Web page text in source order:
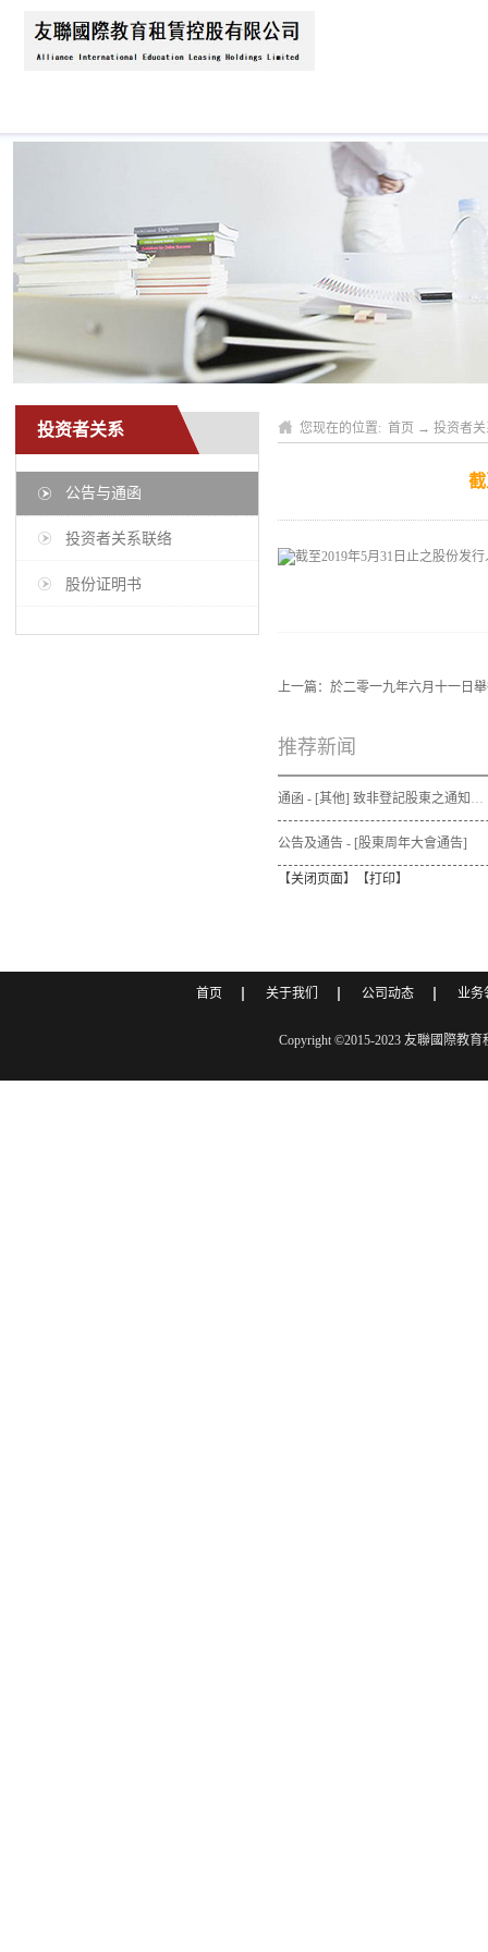
投资者关系
公告与通函
投资者关系联络
股份证明书
您现在的位置: 首页 → 投资者
上一篇： 於二零一九年六月十一日
推荐新闻
通函 - [其他] 致非登記股東之通知信函及申請表格 - 通函連同股東週年大會通告及代表委任表格之發佈通知
公告及通告 - [股東周年大會通告]
【关闭页面】【打印】
首页 关于我们 公司动态 业务
Copyright ©2015-2023 友聯國際教